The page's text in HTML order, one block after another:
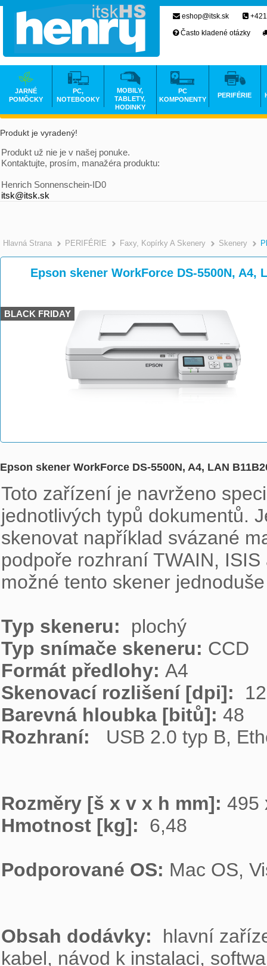
Produkt je vyradený!
Produkt už nie je v našej ponuke.
Kontaktujte, prosím, manažéra produktu:
Henrich Sonnenschein-ID0
itsk@itsk.sk
Hlavná Strana >
PERIFÉRIE >
Faxy, Kopírky A Skenery Skenery
Epson skener WorkForce DS-5500N, A4,
BLACK FRIDAY
Epson skener WorkForce DS-5500N, A4, LAN
Toto zařízení je navrženo
jednotlivých typů dokumentů.
skenovat například svázané
podpoře rozhraní TWAIN,
možné tento skener
Typ skeneru:
Typ snímače skeneru:
Formát předlohy:
Skenovací rozlišení [dpi]:
Barevná hloubka [bitů]:
Rozhraní:
USB 2.0 typ B,
Rozměry [š x v x h mm]:
Hmotnost [kg]:
6,48
Podporované OS: Mac OS,
Obsah dodávky: hlavní
kabel, návod k instalaci,
eshop@itsk.sk
Často kladené otázky
JARNÉ
POMÔCKY
PC,
NOTEBOOKY
MOBILY,
TABLETY,
HODINKY
PC
KOMPONENTY
PERIFÉRIE